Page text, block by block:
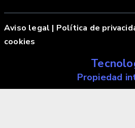
Aviso legal | Política de
cookies
Propiedad